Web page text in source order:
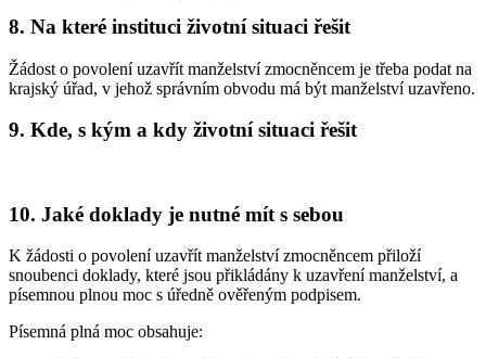
8. Na které instituci životní situaci řešit
Žádost o povolení uzavřít manželství zmocněncem je třeba podat na
krajský úřad, v jehož správním obvodu má být manželství uzavřeno.
9. Kde, s kým a kdy životní situaci řešit
10. Jaké doklady je nutné mít s sebou
K žádosti o povolení uzavřít manželství zmocněncem přiloží
snoubenci doklady, které jsou přikládány k uzavření manželství, a
písemnou plnou moc s úředně ověřeným podpisem.
Písemná plná moc obsahuje: